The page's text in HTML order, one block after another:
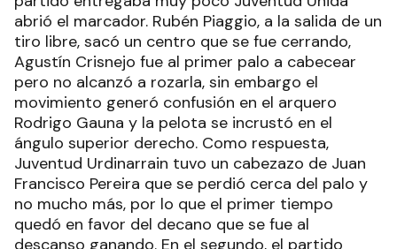
abrió el marcador. Rubén Piaggio, a la salida de un
tiro libre, sacó un centro que se fue cerrando,
Agustín Crisnejo fue al primer palo a cabecear
pero no alcanzó a rozarla, sin embargo el
movimiento generó confusión en el arquero
Rodrigo Gauna y la pelota se incrustó en el
ángulo superior derecho. Como respuesta,
Juventud Urdinarrain tuvo un cabezazo de Juan
Francisco Pereira que se perdió cerca del palo y
no mucho más, por lo que el primer tiempo
quedó en favor del decano que se fue al
descanso ganando. En el segundo, el partido